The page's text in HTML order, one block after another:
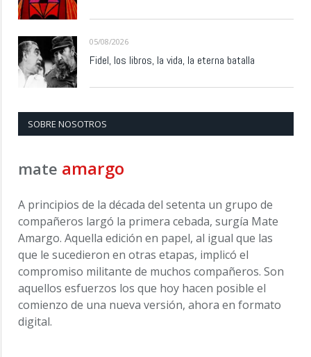
05/08/2026
Fidel, los libros, la vida, la eterna batalla
SOBRE NOSOTROS
mate amargo
A principios de la década del setenta un grupo de
compañeros largó la primera cebada, surgía Mate
Amargo. Aquella edición en papel, al igual que las
que le sucedieron en otras etapas, implicó el
compromiso militante de muchos compañeros. Son
aquellos esfuerzos los que hoy hacen posible el
comienzo de una nueva versión, ahora en formato
digital.